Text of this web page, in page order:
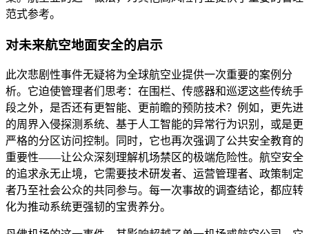
范式参考。
对未来航空地面安全的启示
此次悲剧性事件无疑将为全球航空业提供一次重要的案例分
析。它迫使管理者们思考：在围栏、传感器和巡逻这些传统手
段之外，是否还有更智能、更前瞻的预防技术？例如，更先进
的周界入侵探测系统、基于人工智能的异常行为识别，或是更
严格的分区访问控制。同时，它也再次强调了公共安全教育的
重要性——让公众深刻理解机场禁区的极端危险性。航空安全
的追求永无止境，它需要技术研发者、运营管理者、政策制定
者乃至社会公众的共同参与。每一次事故的调查结论，都应转
化为推动系统更强韧的宝贵养分。